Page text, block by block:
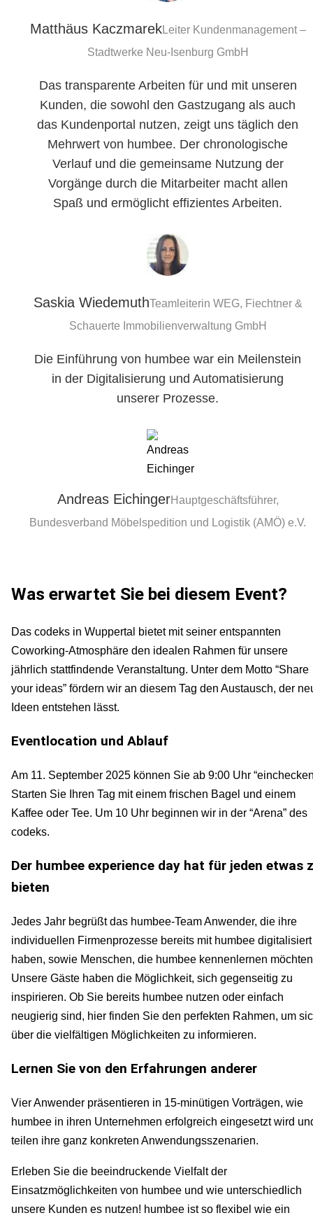
Matthäus KaczmarekLeiter Kundenmanagement –
Stadtwerke Neu-Isenburg GmbH
Das transparente Arbeiten für und mit unseren
Kunden, die sowohl den Gastzugang als auch
das Kundenportal nutzen, zeigt uns täglich den
Mehrwert von humbee. Der chronologische
Verlauf und die gemeinsame Nutzung der
Vorgänge durch die Mitarbeiter macht allen
Spaß und ermöglicht effizientes Arbeiten.
Saskia WiedemuthTeamleiterin WEG, Fiechtner &
Schauerte Immobilienverwaltung GmbH
Die Einführung von humbee war ein Meilenstein
in der Digitalisierung und Automatisierung
unserer Prozesse.
Andreas EichingerHauptgeschäftsführer,
Bundesverband Möbelspedition und Logistik (AMÖ) e.V.
Was erwartet Sie bei diesem Event?
Das codeks in Wuppertal bietet mit seiner entspannten
Coworking-Atmosphäre den idealen Rahmen für unsere
jährlich stattfindende Veranstaltung. Unter dem Motto “Share
your ideas” fördern wir an diesem Tag den Austausch, der
Ideen entstehen lässt.
Eventlocation und Ablauf
Am 11. September 2025 können Sie ab 9:00 Uhr
Starten Sie Ihren Tag mit einem frischen Bagel und einem
Kaffee oder Tee. Um 10 Uhr beginnen wir in der “Arena” des
codeks.
Der humbee experience day hat für jeden etwas
bieten
Jedes Jahr begrüßt das humbee-Team Anwender, die ihre
individuellen Firmenprozesse bereits mit humbee digitalisiert
haben, sowie Menschen, die humbee kennenlernen
Unsere Gäste haben die Möglichkeit, sich gegenseitig zu
inspirieren. Ob Sie bereits humbee nutzen oder einfach
neugierig sind, hier finden Sie den perfekten Rahmen, um
über die vielfältigen Möglichkeiten zu informieren.
Lernen Sie von den Erfahrungen anderer
Vier Anwender präsentieren in 15-minütigen Vorträgen, wie
humbee in ihren Unternehmen erfolgreich eingesetzt wird
teilen ihre ganz konkreten Anwendungsszenarien.
Erleben Sie die beeindruckende Vielfalt der
Einsatzmöglichkeiten von humbee und wie unterschiedlich
unsere Kunden es nutzen! humbee ist so flexibel wie ein